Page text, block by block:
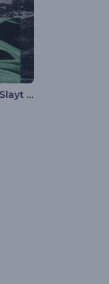
Parçalı Geçişler Slayt Gösterisi